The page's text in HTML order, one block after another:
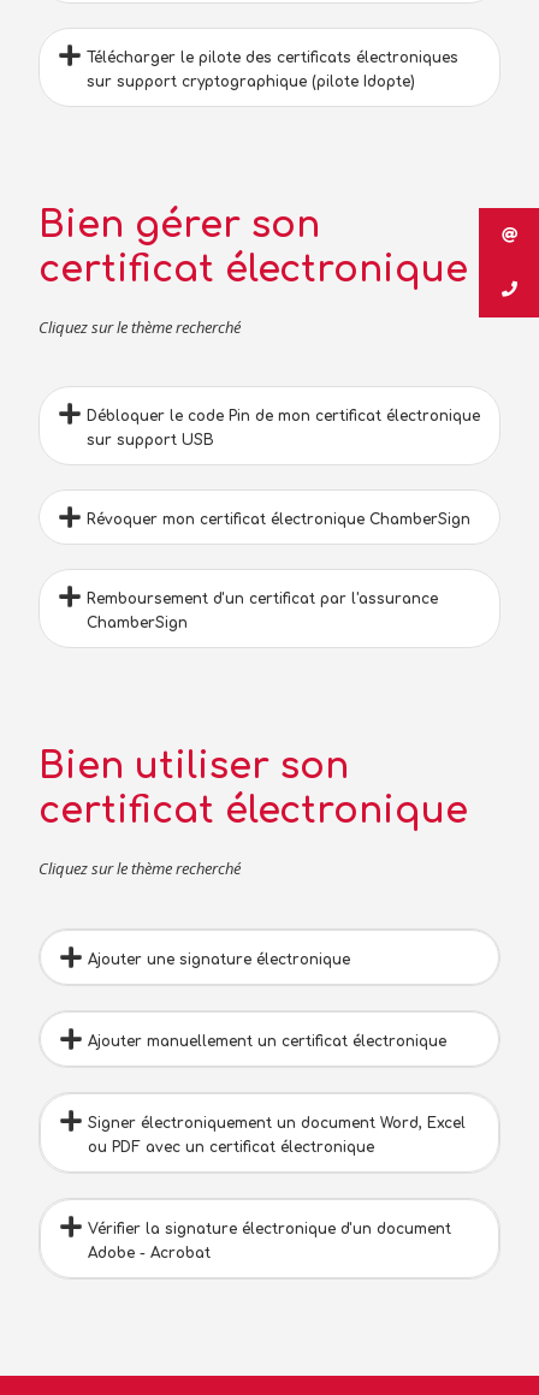
Télécharger le pilote des certificats électroniques
sur support cryptographique (pilote Idopte)
Bien gérer son
certificat électronique
Cliquez sur le thème recherché
Débloquer le code Pin de mon certificat électronique
sur support USB
Révoquer mon certificat électronique ChamberSign
Remboursement d'un certificat par l'assurance
ChamberSign
Bien utiliser son
certificat électronique
Cliquez sur le thème recherché
Ajouter une signature électronique
Ajouter manuellement un certificat électronique
Signer électroniquement un document Word, Excel
ou PDF avec un certificat électronique
Vérifier la signature électronique d'un document
Adobe - Acrobat